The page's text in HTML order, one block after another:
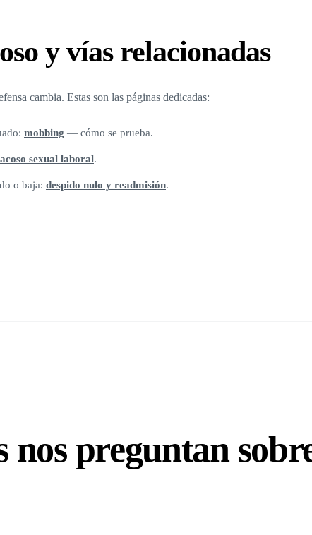
y vías relacionadas
cambia. Estas son las páginas dedicadas:
mobbing — cómo se prueba.
acoso sexual laboral.
o baja: despido nulo y readmisión.
nos preguntan